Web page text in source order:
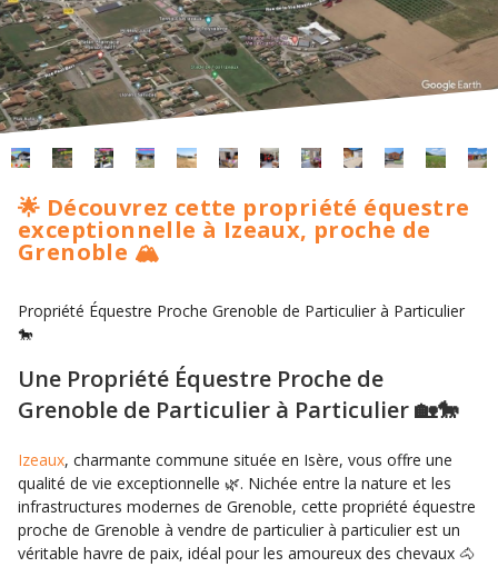
🌟 Découvrez cette propriété équestre
exceptionnelle à Izeaux, proche de
Grenoble 🏔️
Propriété Équestre Proche Grenoble de Particulier à Particulier
🐎
Une Propriété Équestre Proche de
Grenoble de Particulier à Particulier 🏡🐎
Izeaux, charmante commune située en Isère, vous offre une
qualité de vie exceptionnelle 🌿. Nichée entre la nature et les
infrastructures modernes de Grenoble, cette propriété équestre
proche de Grenoble à vendre de particulier à particulier est un
véritable havre de paix, idéal pour les amoureux des chevaux 🐴